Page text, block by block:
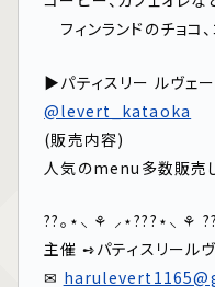
フィンランドのチョコ
▶パティスリー ルヴェ
@levert_kataoka
(販売内容)
人気のmenu多数販売し
??｡⋆⸜ ⚘ ⸝⋆‪‪???⋆‪⸜ ⚘
主催 ➺パティスリール
✉